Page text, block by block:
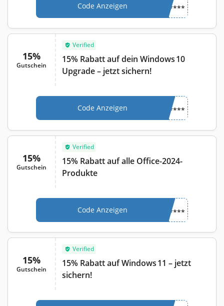
Code Anzeigen ****
15%
Gutschein
Verified
15% Rabatt auf dein Windows 10
Upgrade – jetzt sichern!
Code Anzeigen ****
15%
Gutschein
Verified
15% Rabatt auf alle Office-2024-
Produkte
Code Anzeigen ****
15%
Gutschein
Verified
15% Rabatt auf Windows 11 – jetzt
sichern!